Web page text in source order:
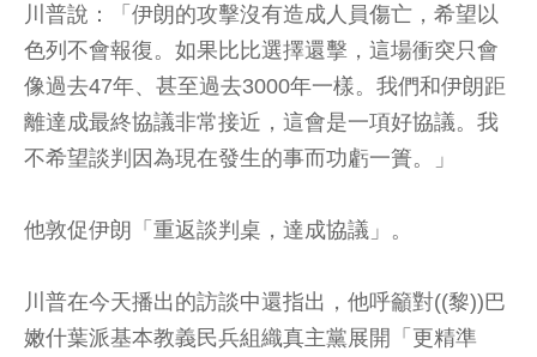
川普說：「伊朗的攻擊沒有造成人員傷亡，希望以
色列不會報復。如果比比選擇還擊，這場衝突只會
像過去47年、甚至過去3000年一樣。我們和伊朗距
離達成最終協議非常接近，這會是一項好協議。我
不希望談判因為現在發生的事而功虧一簣。」
他敦促伊朗「重返談判桌，達成協議」。
川普在今天播出的訪談中還指出，他呼籲對((黎))巴
嫩什葉派基本教義民兵組織真主黨展開「更精準